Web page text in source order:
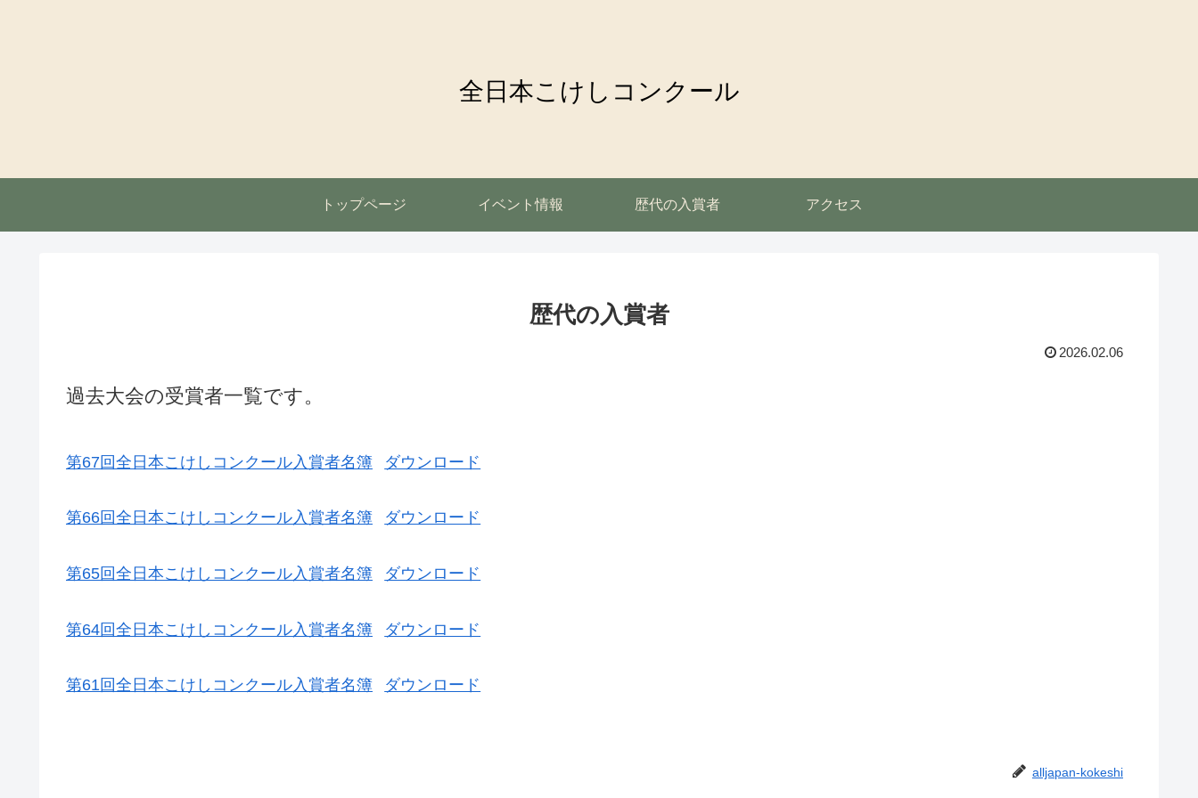
全日本こけしコンクール
トップページ イベント情報 歴代の入賞者 アクセス
歴代の入賞者
2026.02.06
過去大会の受賞者一覧です。
第67回全日本こけしコンクール入賞者名簿 ダウンロード
第66回全日本こけしコンクール入賞者名簿 ダウンロード
第65回全日本こけしコンクール入賞者名簿 ダウンロード
第64回全日本こけしコンクール入賞者名簿 ダウンロード
第61回全日本こけしコンクール入賞者名簿 ダウンロード
alljapan-kokeshi